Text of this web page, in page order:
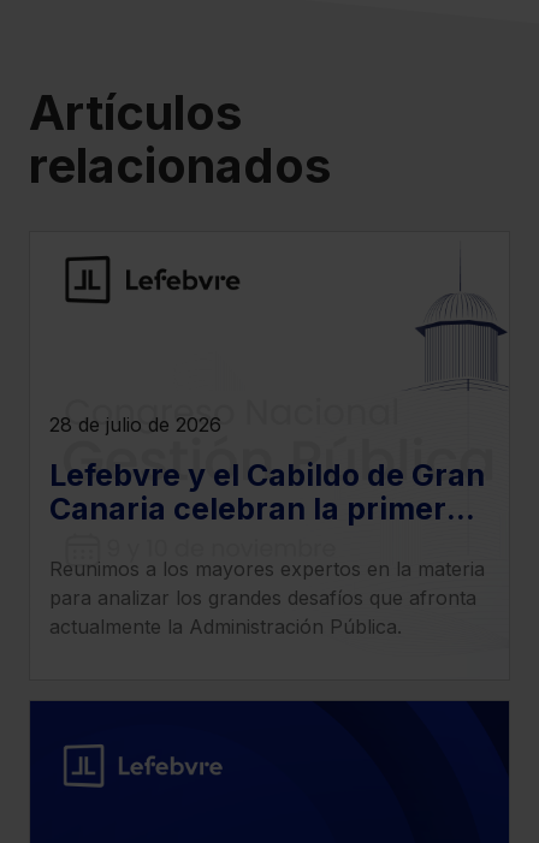
Artículos
relacionados
28 de julio de 2026
Lefebvre y el Cabildo de Gran
Canaria celebran la primera
Nacional de Gestión Pública
Reunimos a los mayores expertos en la materia
para analizar los grandes desafíos que afronta
actualmente la Administración Pública.